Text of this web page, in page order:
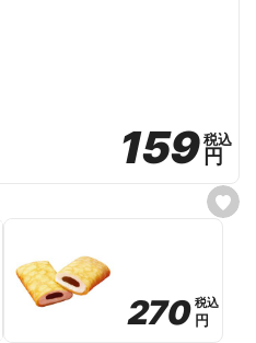
s
e
159
159税込
税込
円
円
270
270 税込
税込
円
円